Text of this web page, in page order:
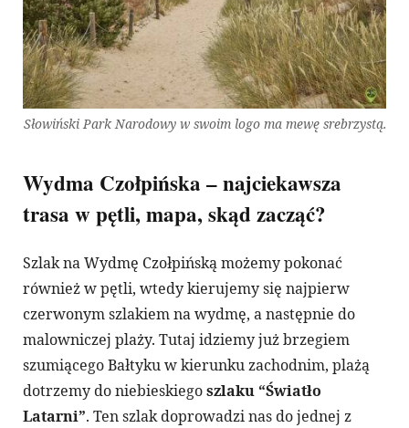
Słowiński Park Narodowy w swoim logo ma mewę srebrzystą.
Wydma Czołpińska – najciekawsza
trasa w pętli, mapa, skąd zacząć?
Szlak na Wydmę Czołpińską możemy pokonać
również w pętli, wtedy kierujemy się najpierw
czerwonym szlakiem na wydmę, a następnie do
malowniczej plaży. Tutaj idziemy już brzegiem
szumiącego Bałtyku w kierunku zachodnim, plażą
dotrzemy do niebieskiegoszlaku “Światło
Latarni”. Ten szlak doprowadzi nas do jednej z